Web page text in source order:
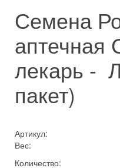
Семена
аптечная
лекарь -
пакет)
Артикул:
Вес:
Количество: